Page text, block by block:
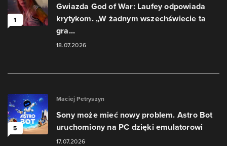
1
Gwiazda God of War: Laufey odpowiada
krytykom. „W żadnym wszechświecie ta
gra...
18.07.2026
5
Maciej Petryszyn
Sony może mieć nowy problem. Astro Bot
uruchomiony na PC dzięki emulatorowi
17.07.2026